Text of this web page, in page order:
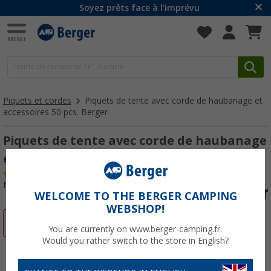
Soyez prêts face à l'imprévu
Piquets et cordes
Piquets de tente avec corde de haubanage et
accessoires 50 pcs. Berger
Piquets de tente avec corde de haubanage
et accessoires 50 pcs. Berger
100)
N° d'art : 402200
WELCOME TO THE BERGER CAMPING
WEBSHOP!
You are currently on www.berger-camping.fr.
Would you rather switch to the store in English?